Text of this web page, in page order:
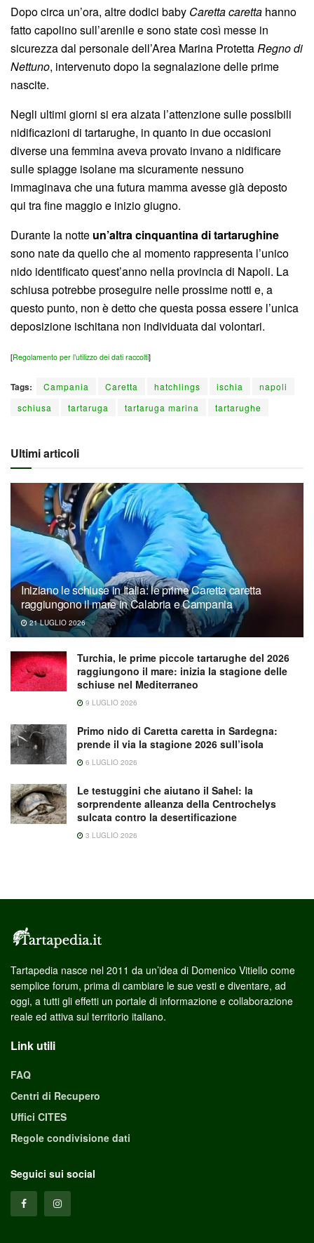
Dopo circa un’ora, altre dodici baby Caretta caretta hanno
fatto capolino sull’arenile e sono state così messe in
sicurezza dal personale dell’Area Marina ProtettaRegno di
Nettuno, intervenuto dopo la segnalazione delle prime
nascite.
Negli ultimi giorni si era alzata l’attenzione sulle possibili
nidificazioni di tartarughe, in quanto in due occasioni
diverse una femmina aveva provato invano a nidificare
sulle spiagge isolane ma sicuramente nessuno
immaginava che una futura mamma avesse già deposto
qui tra fine maggio e inizio giugno.
Durante la notte un’altra cinquantina di tartarughine
sono nate da quello che al momento rappresenta l’unico
nido identificato quest’anno nella provincia di Napoli. La
schiusa potrebbe proseguire nelle prossime notti e, a
questo punto, non è detto che questa possa essere l’unica
deposizione ischitana non individuata dai volontari.
[Regolamento per l’utilizzo dei dati raccolti]
Tags: Campania Caretta hatchlings ischia
napoli
schiusa
tartaruga tartaruga marina tartarughe
Ultimi articoli
Iniziano le schiuse in Italia: le prime Caretta caretta
raggiungono il mare in Calabria e Campania
21 LUGLIO 2026
Turchia, le prime piccole tartarughe del 2026
raggiungono il mare: inizia la stagione delle
schiuse nel Mediterraneo
9 LUGLIO 2026
Primo nido di Caretta caretta in Sardegna:
prende il via la stagione 2026 sull’isola
6 LUGLIO 2026
Le testuggini che aiutano il Sahel: la
sorprendente alleanza della Centrochelys
sulcata contro la desertificazione
3 LUGLIO 2026
Tartapedia nasce nel 2011 da un’idea di Domenico Vitiello come
semplice forum, prima di cambiare le sue vesti e diventare, ad
oggi, a tutti gli effetti un portale di informazione e collaborazione
reale ed attiva sul territorio italiano.
Link utili
FAQ
Centri di Recupero
Uffici CITES
Regole condivisione dati
Seguici sui social